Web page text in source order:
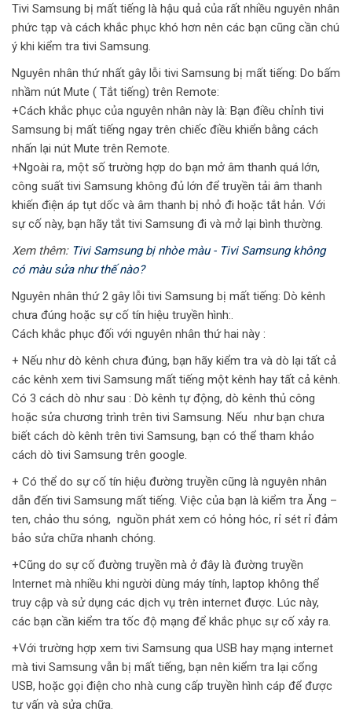
Tivi Samsung bị mất tiếng là hậu quả của rất nhiều nguyên nhân
phức tạp và cách khắc phục khó hơn nên các bạn cũng cần chú
ý khi kiểm tra tivi Samsung.
Nguyên nhân thứ nhất gây lỗi tivi Samsung bị mất tiếng: Do bấm
nhầm nút Mute ( Tắt tiếng) trên Remote:
+Cách khắc phục của nguyên nhân này là: Bạn điều chỉnh tivi
Samsung bị mất tiếng ngay trên chiếc điều khiển bằng cách
nhấn lại nút Mute trên Remote.
+Ngoài ra, một số trường hợp do bạn mở âm thanh quá lớn,
công suất tivi Samsung không đủ lớn để truyền tải âm thanh
khiến điện áp tụt dốc và âm thanh bị nhỏ đi hoặc tắt hản. Với
sự cố này, bạn hãy tắt tivi Samsung đi và mở lại bình thường.
Xem thêm: Tivi Samsung bị nhòe màu - Tivi Samsung không
có màu sửa như thế nào?
Nguyên nhân thứ 2 gây lỗi tivi Samsung bị mất tiếng: Dò kênh
chưa đúng hoặc sự cố tín hiệu truyền hình:.
Cách khắc phục đối với nguyên nhân thứ hai này :
+ Nếu như dò kênh chưa đúng, bạn hãy kiểm tra và dò lại tất cả
các kênh xem tivi Samsung mất tiếng một kênh hay tất cả kênh.
Có 3 cách dò như sau : Dò kênh tự động, dò kênh thủ công
hoặc sửa chương trình trên tivi Samsung. Nếu như bạn chưa
biết cách dò kênh trên tivi Samsung, bạn có thể tham khảo
cách dò tivi Samsung trên google.
+ Có thể do sự cố tín hiệu đường truyền cũng là nguyên nhân
dẫn đến tivi Samsung mất tiếng. Việc của bạn là kiểm tra Ăng –
ten, chảo thu sóng, nguồn phát xem có hỏng hóc, rỉ sét rỉ đảm
bảo sửa chữa nhanh chóng.
+Cũng do sự cố đường truyền mà ở đây là đường truyền
Internet mà nhiều khi người dùng máy tính, laptop không thể
truy cập và sử dụng các dịch vụ trên internet được. Lúc này,
các bạn cần kiểm tra tốc độ mạng để khắc phục sự cố xảy ra.
+Với trường hợp xem tivi Samsung qua USB hay mạng internet
mà tivi Samsung vẫn bị mất tiếng, bạn nên kiểm tra lại cổng
USB, hoặc gọi điện cho nhà cung cấp truyền hình cáp để được
tư vấn và sửa chữa.